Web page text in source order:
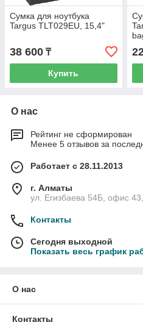
Сумка для ноутбука
Targus TLT029EU, 15,4"
38 600 ₸
Купить
О нас
Рейтинг не сформирован
Менее 5 отзывов за
Работает с 28.11.2013
г. Алматы
ул. Егизбаева 54Б, офис
Контакты
Сегодня выходной
Показать весь график
О нас
Контакты